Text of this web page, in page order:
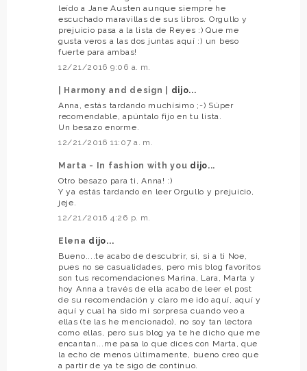
leído a Jane Austen aunque siempre he
escuchado maravillas de sus libros. Orgullo y
prejuicio pasa a la lista de Reyes :) Que me
gusta veros a las dos juntas aquí :) un beso
fuerte para ambas!
12/21/2016 9:06 a. m.
| Harmony and design |
dijo...
Anna, estás tardando muchísimo ;-) Súper
recomendable, apúntalo fijo en tu lista.
Un besazo enorme.
12/21/2016 11:07 a. m.
Marta - In fashion with you dijo...
Otro besazo para ti, Anna! :)
Y ya estás tardando en leer Orgullo y prejuicio,
jeje.
12/21/2016 4:26 p. m.
Elena dijo...
Bueno....te acabo de descubrir, si, si a ti Noe,
pues no se casualidades, pero mis blog favoritos
son tus recomendaciones Marina, Lara, Marta y
hoy Anna a través de ella acabo de leer el post
de su recomendación y claro me ido aquí, aquí y
aquí y cual ha sido mi sorpresa cuando veo a
ellas (te las he mencionado), no soy tan lectora
como ellas, pero sus blog ya te he dicho que me
encantan...me pasa lo que dices con Marta, que
la echo de menos últimamente, bueno creo que
a partir de ya te sigo de continuo.